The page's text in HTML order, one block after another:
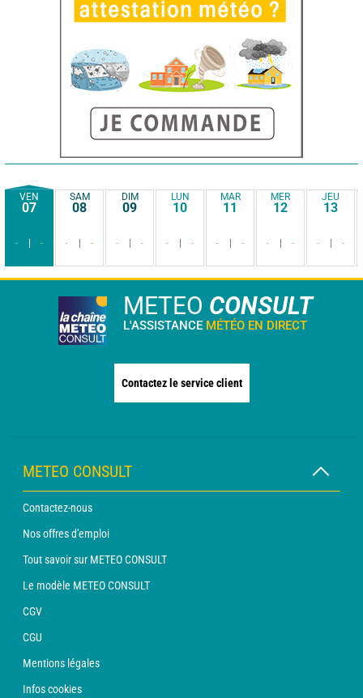
VEN
07
- -
SAM
08
- -
DIM
09
- -
LUN
10
- -
MAR
11
- -
MER
12
- -
JEU
13
- -
METEO CONSULT
L'ASSISTANCE MÉTÉO EN DIRECT
Contactez le service client
METEO CONSULT
Contactez-nous
Nos offres d'emploi
Tout savoir sur METEO CONSULT
Le modèle METEO CONSULT
CGV
CGU
Mentions légales
Infos cookies